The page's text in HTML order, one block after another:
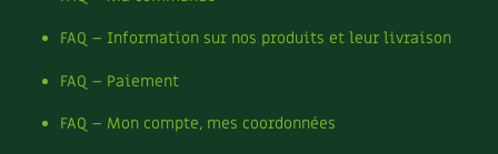
FAQ – Information sur nos produits et leur livraison
FAQ – Paiement
FAQ – Mon compte, mes coordonnées